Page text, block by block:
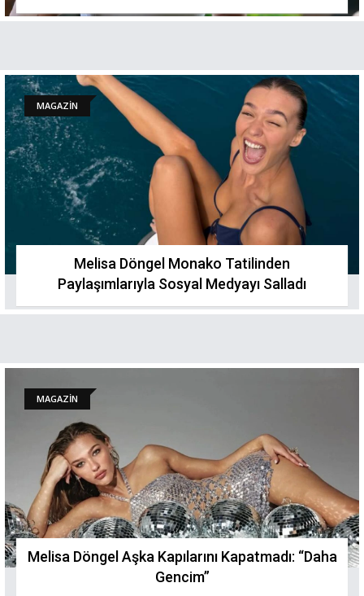
MAGAZİN
Melisa Döngel Monako Tatilinden
Paylaşımlarıyla Sosyal Medyayı Salladı
MAGAZİN
Melisa Döngel Aşka Kapılarını Kapatmadı: “Daha
Gencim”